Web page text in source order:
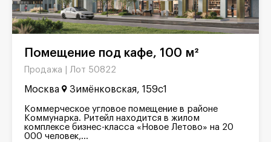
Помещение под кафе, 100 м²
Продажа | Лот 50822
Москва Зимёнковская, 159с1
Коммерческое угловое помещение в районе
Коммунарка. Ритейл находится в жилом
комплексе бизнес-класса «Новое Летово» на 20
000 человек,...